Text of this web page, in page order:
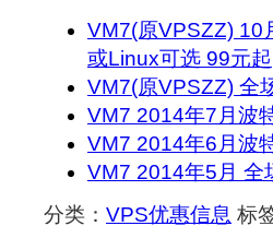
VM7(原VPSZZ) 10
或Linux可选 99元起
VM7(原VPSZZ) 全
VM7 2014年7月波
VM7 2014年6月波
VM7 2014年5月 全
分类： VPS优惠信息 标